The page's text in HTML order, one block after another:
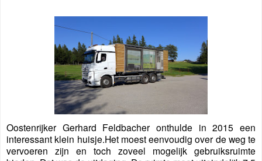
Oostenrijker Gerhard Feldbacher onthulde in 2015 een
interessant klein huisje.Het moest eenvoudig over de weg te
vervoeren zijn en toch zoveel mogelijk gebruiksruimte